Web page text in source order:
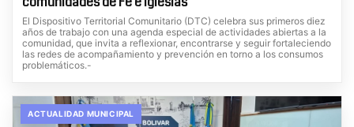
El Dispositivo Territorial Comunitario (DTC) celebra sus primeros diez
años de trabajo con una agenda especial de actividades abiertas a la
comunidad, que invita a reflexionar, encontrarse y seguir fortaleciendo
las redes de acompañamiento y prevención en torno a los consumos
problemáticos.-
ACTUALIDAD MUNICIPAL